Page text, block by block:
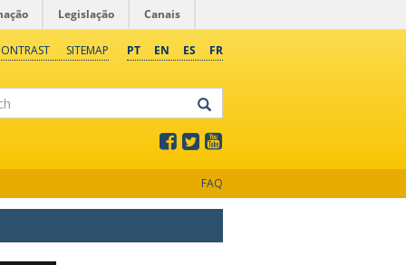
Legislação Canais
PT EN ES FR
SITEMAP
FAQ